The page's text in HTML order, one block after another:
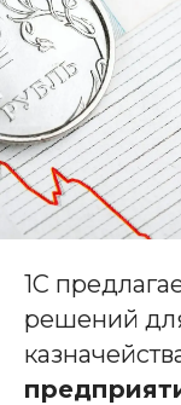
1С
решений